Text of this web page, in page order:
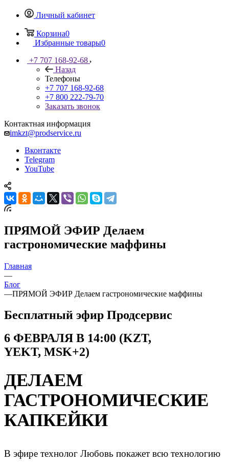
Личный кабинет
Корзина0
Избранные товары0
+7 707 168-92-68
Назад
Телефоны
+7 707 168-92-68
+7 800 222-79-70
Заказать звонок
Контактная информация
imkzt@prodservice.ru
Вконтакте
Telegram
YouTube
ПРЯМОЙ ЭФИР Делаем
гастрономические маффины
Главная
—
Блог
—ПРЯМОЙ ЭФИР Делаем гастрономические маффины
Бесплатный эфир Продсервис
6 ФЕВРАЛЯ В 14:00 (KZT,
YEKT, MSK+2)
ДЕЛАЕМ
ГАСТРОНОМИЧЕСКИЕ
КАПКЕЙКИ
В эфире технолог Любовь покажет всю технологию